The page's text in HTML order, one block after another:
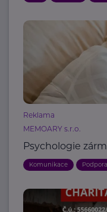
Reklama
MEMOARY s.r.o.
Psychologie
Komunikace